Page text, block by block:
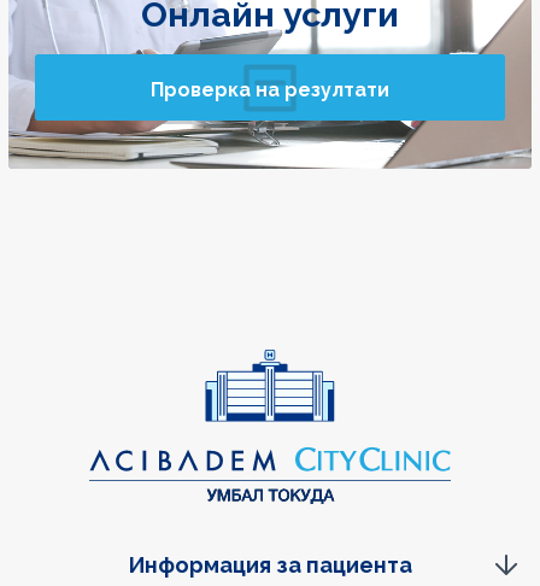
Онлайн услуги
Проверка на резултати
Информация за пациента